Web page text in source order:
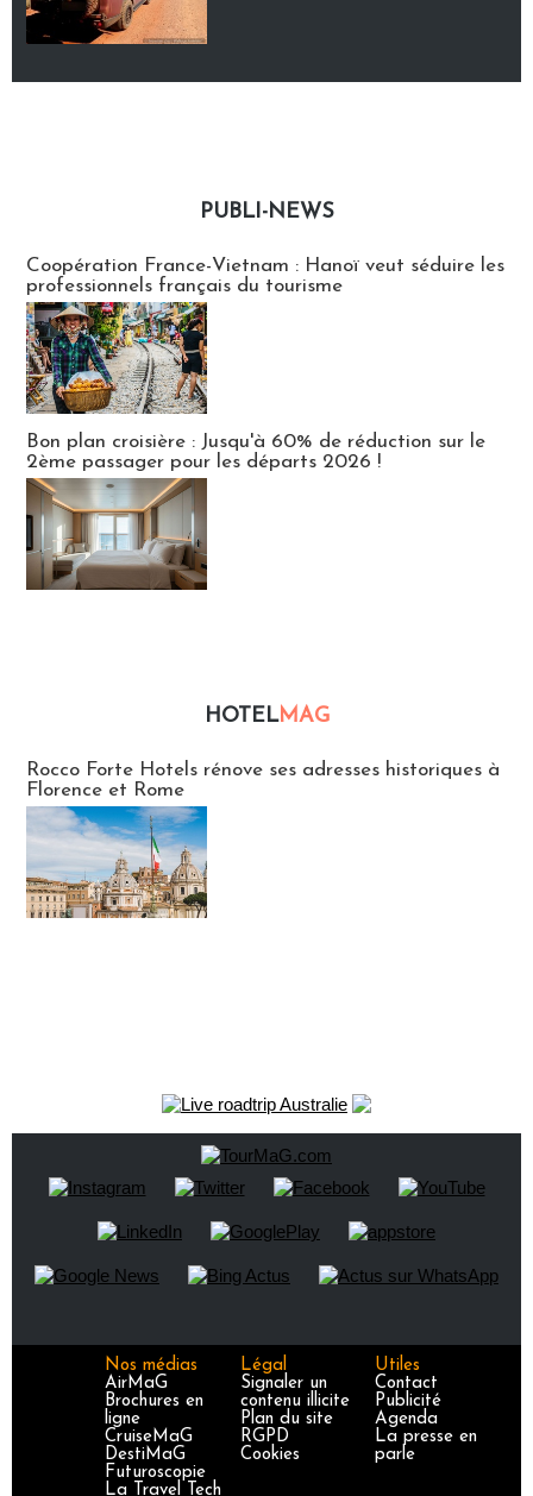
PUBLI-NEWS
Coopération France-Vietnam : Hanoï veut séduire les
professionnels français du tourisme
Bon plan croisière : Jusqu'à 60% de réduction sur le
2ème passager pour les départs 2026 !
HOTELMAG
Rocco Forte Hotels rénove ses adresses historiques à
Florence et Rome
Nos médias
AirMaG
Brochures en
ligne
CruiseMaG
DestiMaG
Futuroscopie
La Travel Tech
Légal
Signaler un
contenu illicite
Plan du site
RGPD
Cookies
Utiles
Contact
Publicité
Agenda
La presse en
parle